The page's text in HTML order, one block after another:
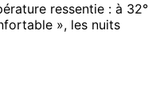
ressentie : à 32°
», les nuits